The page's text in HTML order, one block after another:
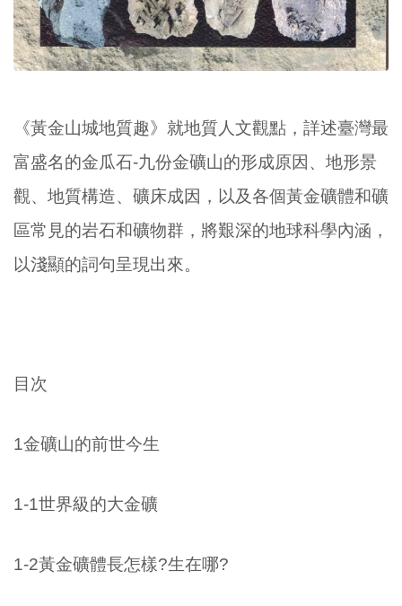
《黃金山城地質趣》就地質人文觀點，詳述臺灣最
富盛名的金瓜石-九份金礦山的形成原因、地形景
觀、地質構造、礦床成因，以及各個黃金礦體和礦
區常見的岩石和礦物群，將艱深的地球科學內涵，
以淺顯的詞句呈現出來。
目次
1金礦山的前世今生
1-1世界級的大金礦
1-2黃金礦體長怎樣?生在哪?